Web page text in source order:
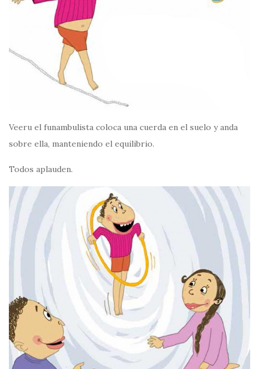
Veeru el funambulista coloca una cuerda en el suelo y anda
sobre ella, manteniendo el equilibrio.
Todos aplauden.